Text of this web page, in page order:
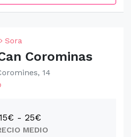
Sora
Corominas
14
- 25€
MEDIO